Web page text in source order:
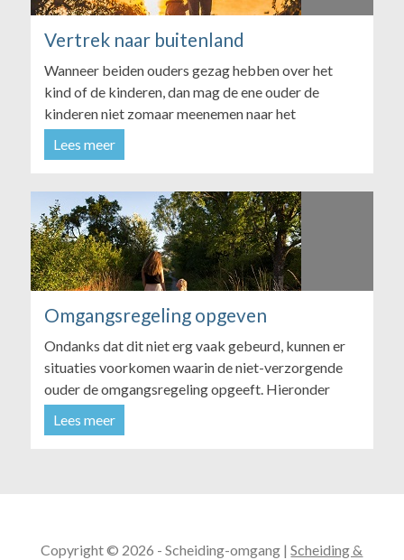
Vertrek naar buitenland
Wanneer beiden ouders gezag hebben over het
kind of de kinderen, dan mag de ene ouder de
kinderen niet zomaar meenemen naar het
buitenland. Daar is toestemming van de andere
ouder voor nodig. Wanneer het een "een-hoofdig
kinderen normaal gesproken wel gewoon
meenemen naar het buitenland. Hier zijn dan wel e...
Lees meer
Omgangsregeling opgeven
Ondanks dat dit niet erg vaak gebeurd, kunnen er
situaties voorkomen waarin de niet-verzorgende
ouder de omgangsregeling opgeeft. Hieronder
staan enkele mogelijke redenen hiervoor
omgesomd. Niet alle redenen zijn overigens vanuit
Lees meer
Copyright © 2026 - Scheiding-omgang |Scheiding &